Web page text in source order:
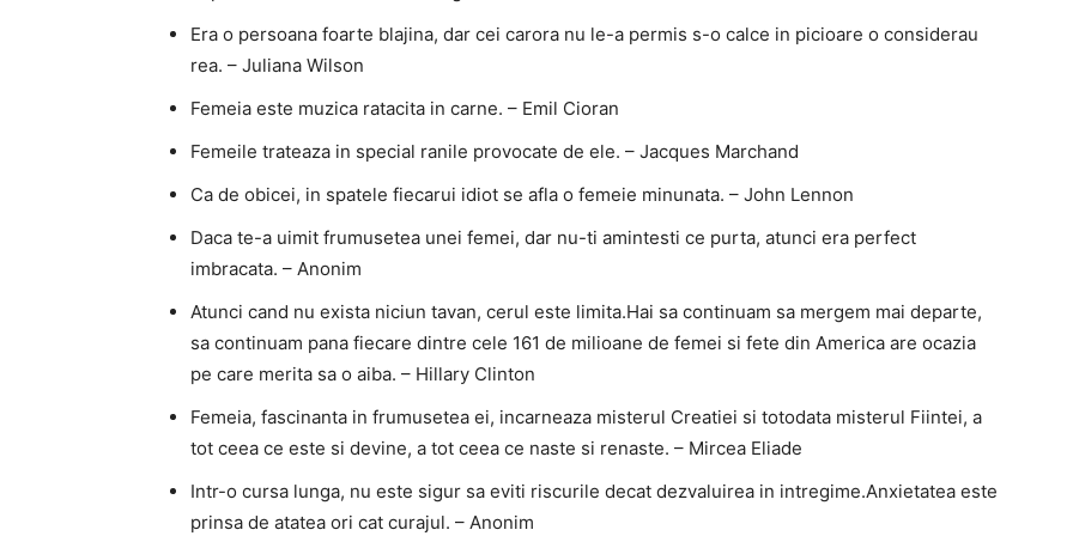
Era o persoana foarte blajina, dar cei carora nu le-a permis s-o calce in picioare o considerau
rea. – Juliana Wilson
Femeia este muzica ratacita in carne. – Emil Cioran
Femeile trateaza in special ranile provocate de ele. – Jacques Marchand
Ca de obicei, in spatele fiecarui idiot se afla o femeie minunata. – John Lennon
Daca te-a uimit frumusetea unei femei, dar nu-ti amintesti ce purta, atunci era perfect
imbracata. – Anonim
Atunci cand nu exista niciun tavan, cerul este limita.Hai sa continuam sa mergem mai departe,
sa continuam pana fiecare dintre cele 161 de milioane de femei si fete din America are ocazia
pe care merita sa o aiba. – Hillary Clinton
Femeia, fascinanta in frumusetea ei, incarneaza misterul Creatiei si totodata misterul Fiintei, a
tot ceea ce este si devine, a tot ceea ce naste si renaste. – Mircea Eliade
Intr-o cursa lunga, nu este sigur sa eviti riscurile decat dezvaluirea in intregime.Anxietatea este
prinsa de atatea ori cat curajul. – Anonim